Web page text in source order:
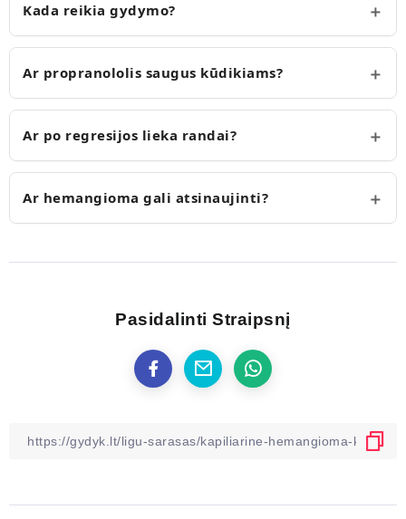
Kada reikia gydymo?
Ar propranololis saugus kūdikiams?
Ar po regresijos lieka randai?
Ar hemangioma gali atsinaujinti?
Pasidalinti Straipsnį